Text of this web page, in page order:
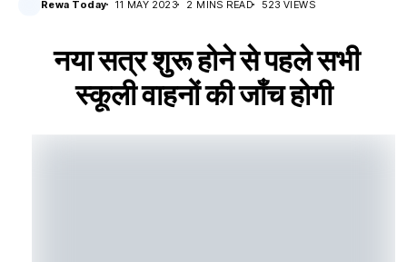
Rewa Today 11 MAY 2023 2 MINS READ 523 VIEWS
नया सत्र शुरू होने से पहले सभी
स्कूली वाहनों की जाँच होगी